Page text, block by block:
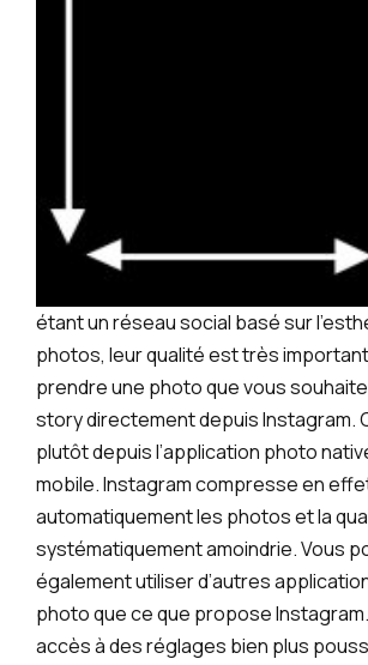
étant un réseau social basé sur
photos, leur qualité est très
prendre une photo que vous
story directement depuis Instagram.
plutôt depuis l’application photo
mobile. Instagram compresse en
automatiquement les photos et la
systématiquement amoindrie. Vous
également utiliser d’autres
photo que ce que propose
accès à des réglages bien plus